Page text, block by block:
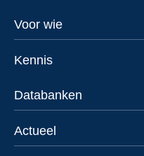
Footer
Voor wie
Kennis
Databanken
Actueel